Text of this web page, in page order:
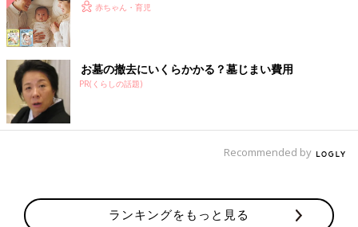
腕はいいけど
「料金は高かったけど、丁寧で仕上がりが良かったので何年も通
った美容室でした。
その日は縮毛矯正をお願いしたのですが、担当してくれた方が新
人さんで…。それはいいのですが、朝９時の予約でいつもは12時
には終わるのに、午後２時過ぎても終わらない。結局終わったの
は午後４時。会計時にやっと店長が出てきて『失敗しているの
変えました」
赤ちゃん・育児
お墓の撤去にいくらかかる？墓じまい費用
PR(くらしの話題)
Recommended by
ランキングをもっと見る